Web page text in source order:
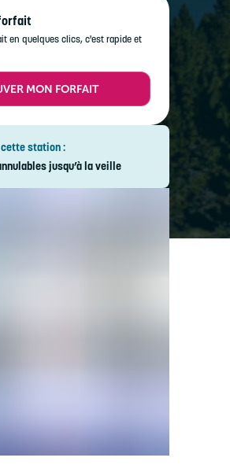
en quelques clics, c'est rapide et
MON FORFAIT
station :
jusqu’à la veille